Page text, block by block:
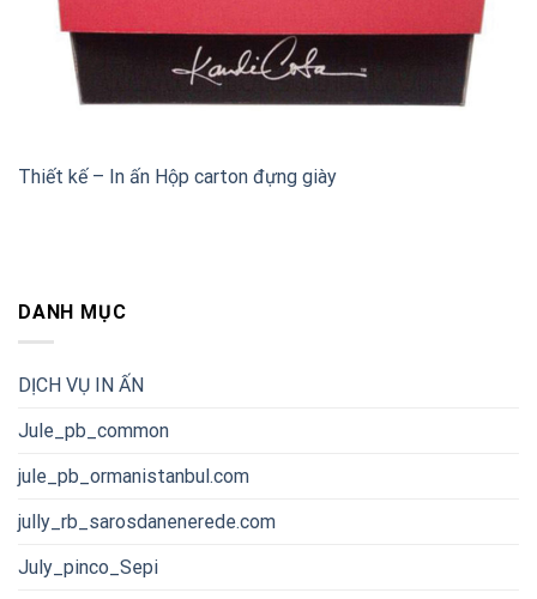
Thiết kế – In ấn Hộp carton đựng giày
DANH MỤC
DỊCH VỤ IN ẤN
Jule_pb_common
jule_pb_ormanistanbul.com
jully_rb_sarosdanenerede.com
July_pinco_Sepi